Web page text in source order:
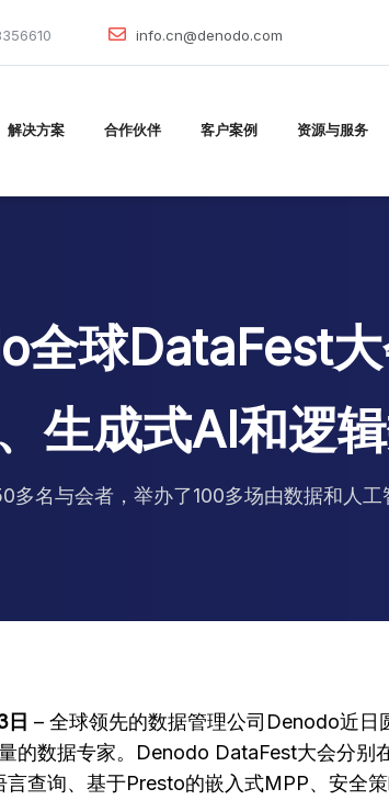
info.cn@denodo.com
解决方案 合作伙伴 客户案例 资源与服务
全球DataFest
生成式AI和逻
多名与会者，举办了100多场由数据和人
日 – 全球领先的数据管理公司Denodo近日
的数据专家。Denodo DataFest大会分
查询、基于Presto的嵌入式MPP、安全